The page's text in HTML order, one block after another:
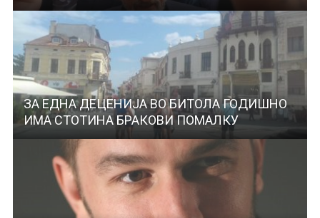
ЗА ЕДНА ДЕЦЕНИЈА ВО БИТОЛА ГОДИШНО
ИМА СТОТИНА БРАКОВИ ПОМАЛКУ